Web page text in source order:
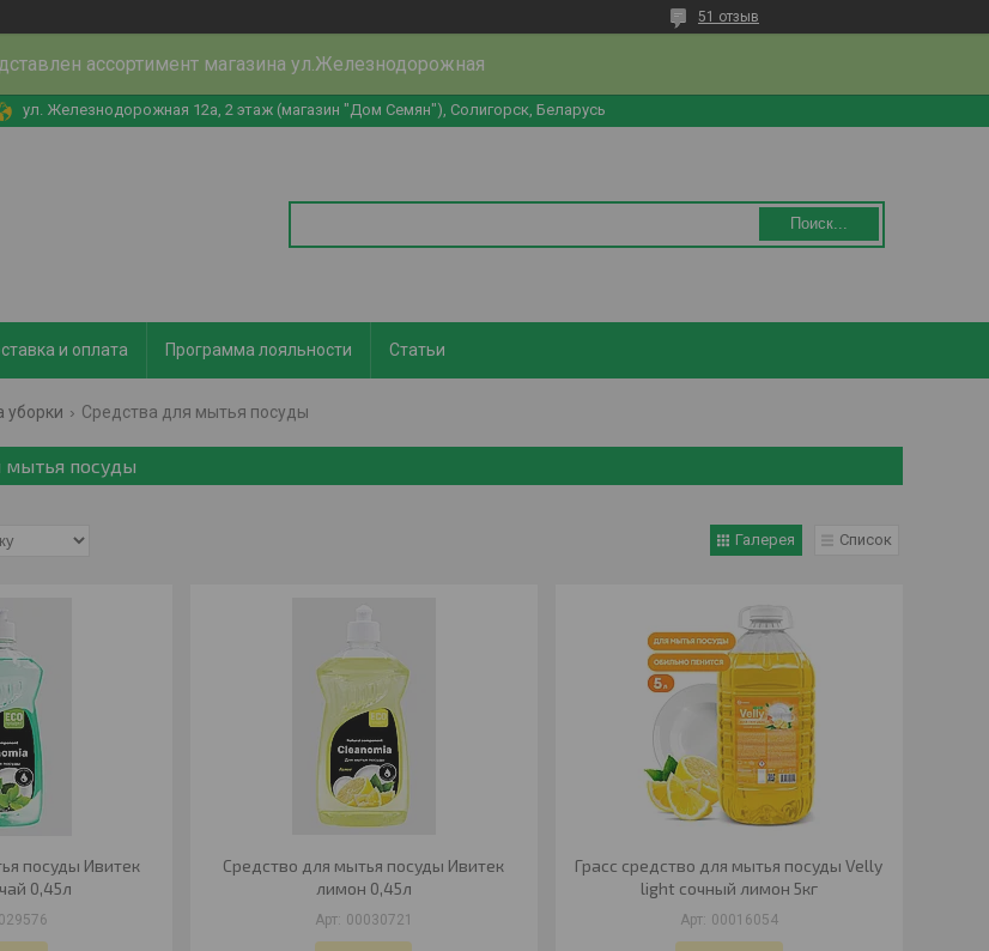
51 отзыв
ассортимент магазина ул.Железнодорожная
ул. Железнодорожная 12а, 2 этаж (магазин "Дом Семян"), Солигорск, Беларусь
Поиск...
и оплата Программа лояльности Статьи
уборки Средства для мытья посуды
мытья посуды
Галерея Список
посуды Ивитек
0,45л
Средство для мытья посуды Ивитек
лимон 0,45л
00030721
Грасс средство для мытья посуды Velly
light сочный лимон 5кг
00016054